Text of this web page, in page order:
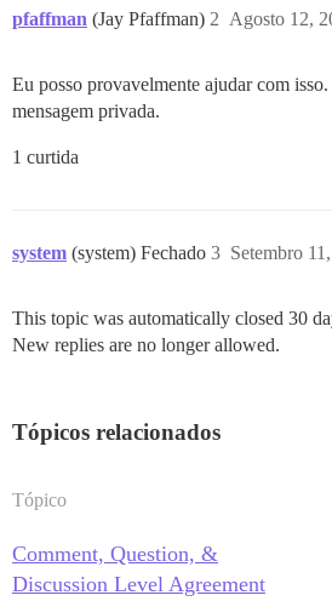
pfaffman (Jay Pfaffman) Agosto 12,
2
Eu posso provavelmente ajudar com
mensagem privada.
1 curtida
system (system) Fechado Setembro
3
This topic was automatically closed 30
New replies are no longer allowed.
Tópicos relacionados
Tópico
Comment, Question, &
Discussion Level Agreement